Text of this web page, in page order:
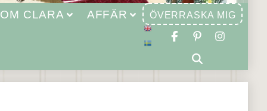
OM CLARA AFFÄR ÖVERRASKA MIG